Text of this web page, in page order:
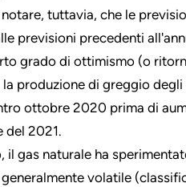
tuttavia, che le
previsioni precedenti
grado di ottimismo (o
produzione di greggio
ottobre 2020 prima di
del 2021.
il gas naturale ha
volatile